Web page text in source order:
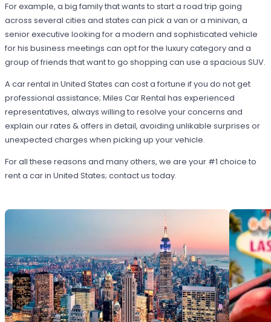
For example, a big family that wants to start a road trip going
across several cities and states can pick a van or a minivan, a
senior executive looking for a modern and sophisticated vehicle
for his business meetings can opt for the luxury category and a
group of friends that want to go shopping can use a spacious SUV.
A car rental in United States can cost a fortune if you do not get
professional assistance; Miles Car Rental has experienced
representatives, always willing to resolve your concerns and
explain our rates & offers in detail, avoiding unlikable surprises or
unexpected charges when picking up your vehicle.
For all these reasons and many others, we are your #1 choice to
rent a car in United States; contact us today.